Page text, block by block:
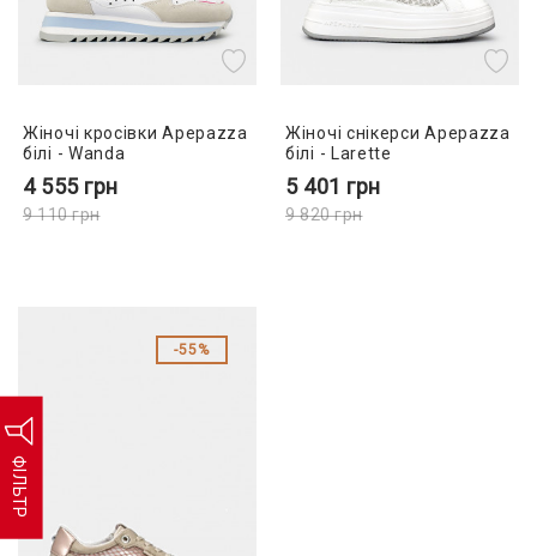
ФІЛЬТР
Жіночі кросівки Apepazza
білі - Wanda
4 555 грн
9 110грн
Жіночі снікерси Apepazza
білі - Larette
5 401 грн
9 820грн
55%